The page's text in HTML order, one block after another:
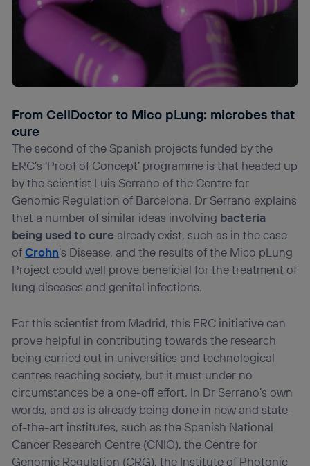
From CellDoctor to Mico pLung: microbes that
cure
The second of the Spanish projects funded by the
ERC’s ‘Proof of Concept’ programme is that headed up
by the scientist Luis Serrano of the Centre for
Genomic Regulation of Barcelona. Dr Serrano explains
that a number of similar ideas involving bacteria
being used to cure already exist, such as in the case
ofCrohn’s Disease, and the results of the Mico pLung
Project could well prove beneficial for the treatment of
lung diseases and genital infections.
For this scientist from Madrid, this ERC initiative can
prove helpful in contributing towards the research
being carried out in universities and technological
centres reaching society, but it must under no
circumstances be a one-off effort. In Dr Serrano’s own
words, and as is already being done in new and state-
of-the-art institutes, such as the Spanish National
Cancer Research Centre (CNIO), the Centre for
Genomic Regulation (CRG), the Institute of Photonic